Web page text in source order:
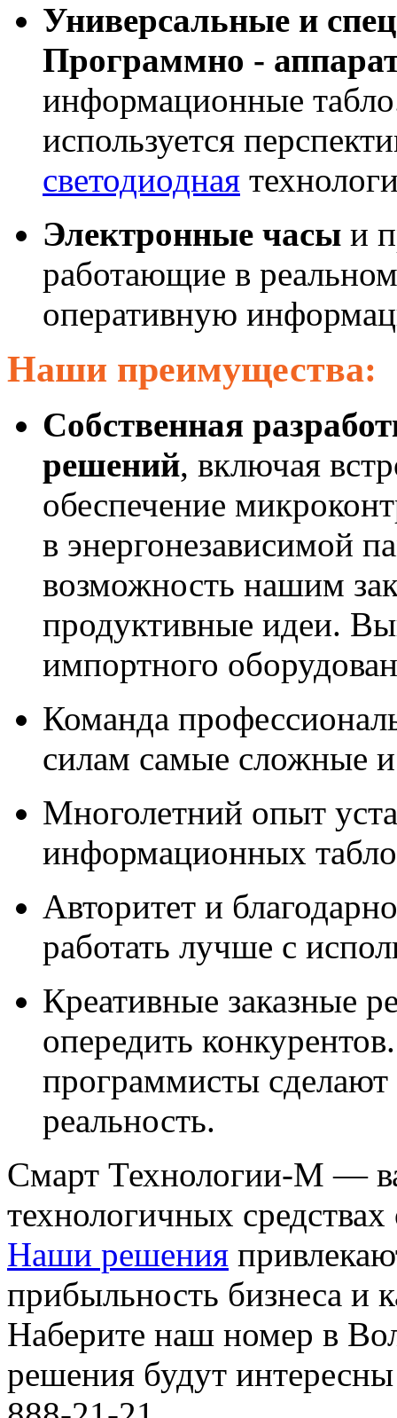
Универсальные и
Программно -
информационные
используется
светодиодная
Электронные часы и
работающие в
оперативную
Наши преимущества:
Собственная
решений, включая
обеспечение
в энергонезависимой
возможность нашим
продуктивные идеи.
импортного
Команда
силам самые сложные
Многолетний опыт
информационных
Авторитет и
работать лучше с
Креативные заказные
опередить
программисты сделают
реальность.
Смарт Технологии-М —
технологичных
Наши решения
прибыльность бизнеса и
Наберите наш номер в
решения будут